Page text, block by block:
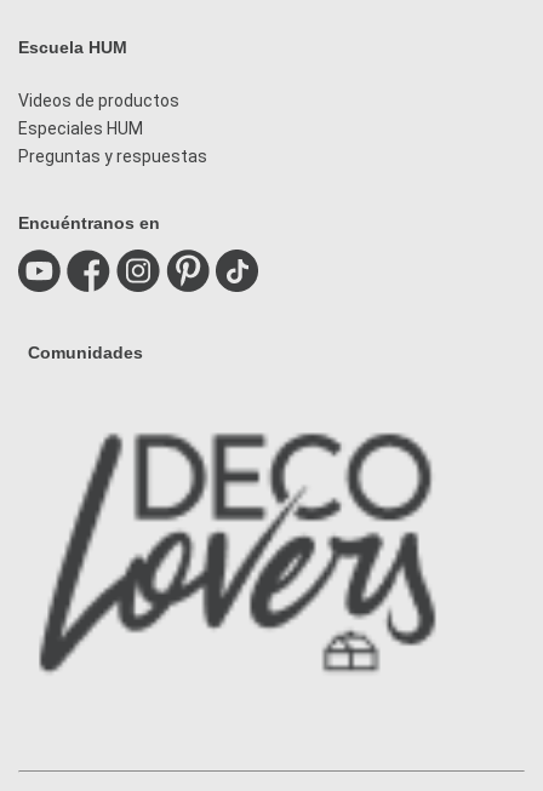
Escuela HUM
Videos de productos
Especiales HUM
Preguntas y respuestas
Encuéntranos en
Comunidades